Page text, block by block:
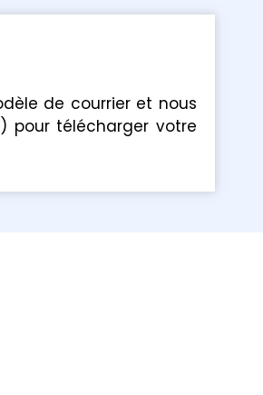
de courrier et nous
pour télécharger votre